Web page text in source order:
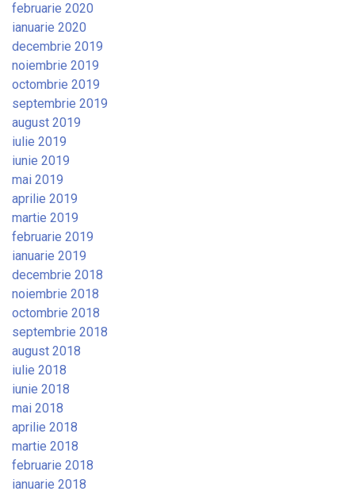
februarie 2020
ianuarie 2020
decembrie 2019
noiembrie 2019
octombrie 2019
septembrie 2019
august 2019
iulie 2019
iunie 2019
mai 2019
aprilie 2019
martie 2019
februarie 2019
ianuarie 2019
decembrie 2018
noiembrie 2018
octombrie 2018
septembrie 2018
august 2018
iulie 2018
iunie 2018
mai 2018
aprilie 2018
martie 2018
februarie 2018
ianuarie 2018